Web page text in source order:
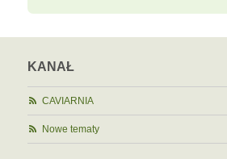
KANAŁ
CAVIARNIA
Nowe tematy